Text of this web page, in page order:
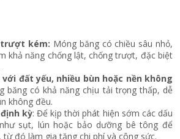
kém: Móng băng có chiều sâu nhỏ,
khả năng chống lật, chống trượt, đặc biệt
đất yếu, nhiều bùn hoặc nền không
băng có khả năng chịu tải trọng thấp, dễ
không đều.
kỳ: Để kịp thời phát hiện sớm các dấu
sụt, lún hoặc bảo dưỡng bê tông để
đó làm gia tăng chi phí và công sức.